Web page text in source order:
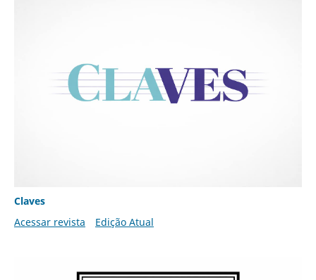
Claves
Acessar revista
Edição Atual